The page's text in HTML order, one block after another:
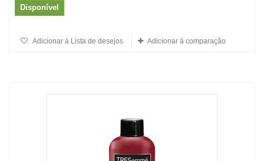
Disponível
Adicionar à Lista de desejos Adicionar à comparação